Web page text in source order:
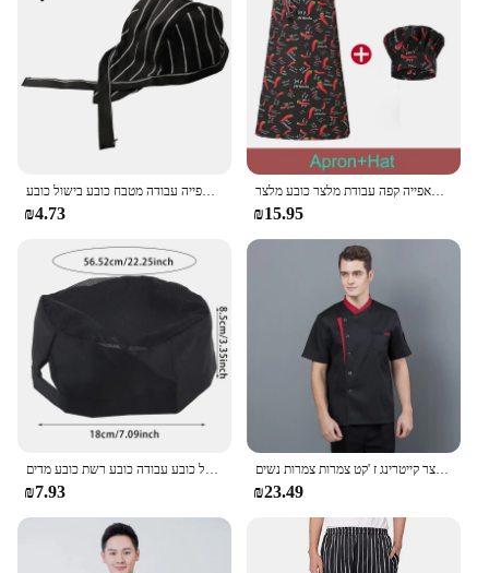
₪4.73
שף בישול ערכת סינר ערכת מלון שף מגיש קפה מלון שף מסעדת גבר על פן מאפייה קפה עבודת מלצר כובע מלצר
₪15.95
₪7.93
שף קיץ אחיד מטבח בית קפה בישול בגדים עבודה עם חולצה שרוול קצר קייטרינג ז 'קט צמרות צמרות נשים
₪23.49